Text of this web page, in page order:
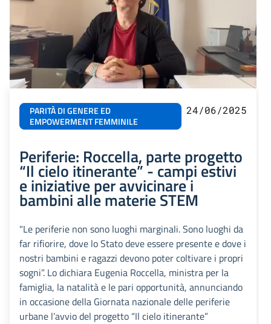
PARITÀ DI GENERE ED
EMPOWERMENT FEMMINILE
24/06/2025
Periferie: Roccella, parte progetto
“Il cielo itinerante” - campi estivi
e iniziative per avvicinare i
bambini alle materie STEM
"Le periferie non sono luoghi marginali. Sono luoghi da
far rifiorire, dove lo Stato deve essere presente e dove i
nostri bambini e ragazzi devono poter coltivare i propri
sogni”. Lo dichiara Eugenia Roccella, ministra per la
famiglia, la natalità e le pari opportunità, annunciando
in occasione della Giornata nazionale delle periferie
urbane l’avvio del progetto “Il cielo itinerante”